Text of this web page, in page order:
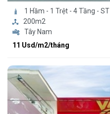
1 Hầm - 1 Trệt - 4 Tầng - ST
200m2
Tây Nam
11 Usd/m2/tháng